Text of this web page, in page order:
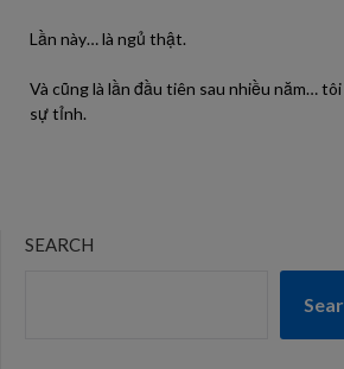
Lần này… là ngủ thật.
Và cũng là lần đầu tiên sau nhiều năm…
sự tỉnh.
SEARCH